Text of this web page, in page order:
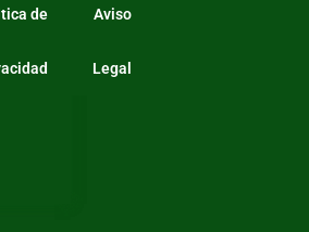
de Aviso
Legal